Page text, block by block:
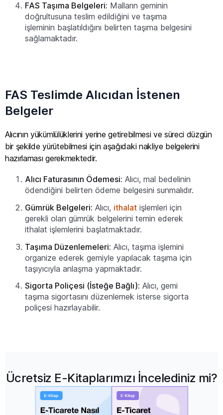
FAS Taşıma Belgeleri: Malların geminin
doğrultusuna teslim edildiğini ve taşıma
işleminin başlatıldığını belirten taşıma belgesini
sağlamaktadır.
FAS Teslimde Alıcıdan İstenen
Belgeler
Alıcının yükümlülüklerini yerine getirebilmesi ve süreci düzgün
bir şekilde yürütebilmesi için aşağıdaki nakliye belgelerini
hazırlaması gerekmektedir.
Alıcı Faturasının Ödemesi: Alıcı, mal bedelinin
ödendiğini belirten ödeme belgesini sunmalıdır.
Gümrük Belgeleri: Alıcı, ithalat işlemleri için
gerekli olan gümrük belgelerini temin ederek
ithalat işlemlerini başlatmaktadır.
Taşıma Düzenlemeleri: Alıcı, taşıma işlemini
organize ederek gemiyle yapılacak taşıma için
taşıyıcıyla anlaşma yapmaktadır.
Sigorta Poliçesi (İsteğe Bağlı): Alıcı, gemi
taşıma sigortasını düzenlemek isterse sigorta
poliçesi hazırlayabilir.
Ücretsiz E-Kitaplarımızı İncelediniz mi?